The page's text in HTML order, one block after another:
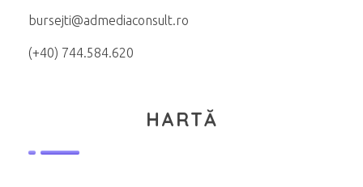
bursejti@admediaconsult.ro
(+40) 744.584.620
HARTĂ